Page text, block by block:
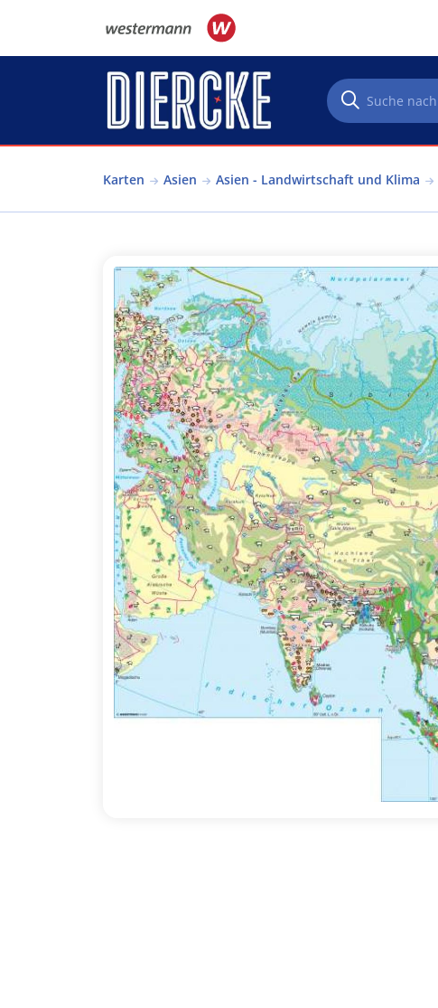
Karten Asien Asien - Landwirtschaft und Klima